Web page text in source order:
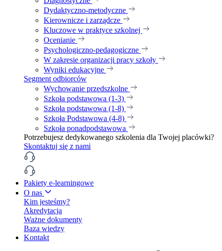
Dydaktyczno-metodyczne
Kierownicze i zarządcze
Kluczowe w praktyce szkolnej
Ocenianie
Psychologiczno-pedagogiczne
W zakresie organizacji pracy szkoły
Wyniki edukacyjne
Segment odbiorców
Wychowanie przedszkolne
Szkoła podstawowa (1-3)
Szkoła podstawowa (1-8)
Szkoła Podstawowa (4-8)
Szkoła ponadpodstawowa
Potrzebujesz dedykowanego szkolenia dla Twojej placówki?
Skontaktuj się z nami
Pakiety e-learningowe
O nas
Kim jesteśmy?
Akredytacja
Ważne dokumenty
Baza wiedzy
Kontakt